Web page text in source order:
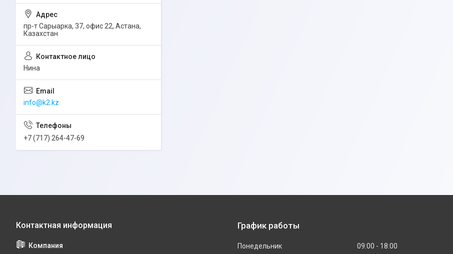
пр-т Сарыарка, 37, офис 22, Астана,
Казахстан
Нина
info@k2.kz
+7 (717) 264-47-69
График работы
Понедельник 09:00
18:00